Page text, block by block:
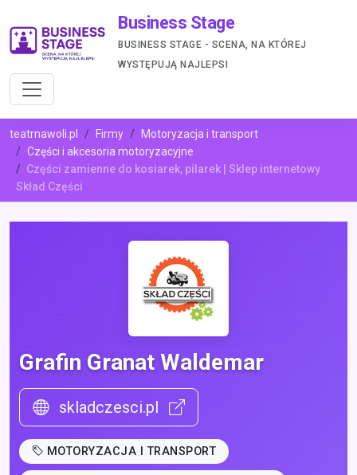
Business Stage
BUSINESS STAGE - SCENA, NA KTÓREJ
WYSTĘPUJĄ NAJLEPSI
teatrnawoli.pl Firmy
Motoryzacja i transport
Części i akcesoria motoryzacyjne
Części zamienne do kosiarek, pilarek | Sklep internetowy
Skład Części
Grafin Granat Waldemar
skladczesci.pl
MOTORYZACJA I TRANSPORT